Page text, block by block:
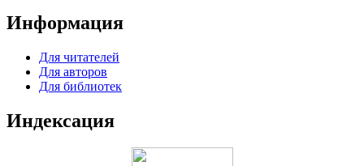
Информация
Для читателей
Для авторов
Для библиотек
Индексация